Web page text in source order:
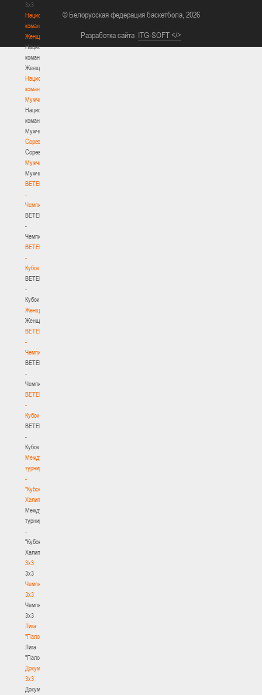
3х3
Национальная
команда.
Женщины
Национальная
команда.
Женщины
Национальная
команда.
Мужчины
Национальная
команда.
Мужчины
Соревнования
Соревнования
Мужчины
Мужчины
BETERA
-
Чемпионат
BETERA
-
Чемпионат
BETERA
-
Кубок
BETERA
-
Кубок
Женщины
Женщины
BETERA
-
Чемпионат
BETERA
-
Чемпионат
BETERA
-
Кубок
BETERA
-
Кубок
Международный
турнир
-
"Кубок
Халипского"
Международный
турнир
-
"Кубок
Халипского"
3x3
3x3
Чемпионат
3х3
Чемпионат
3х3
Лига
"Палова"
Лига
"Палова"
Документы
3х3
Документы
© Белорусская федерация баскетбола, 2026
Разработка сайта ITG-SOFT </>